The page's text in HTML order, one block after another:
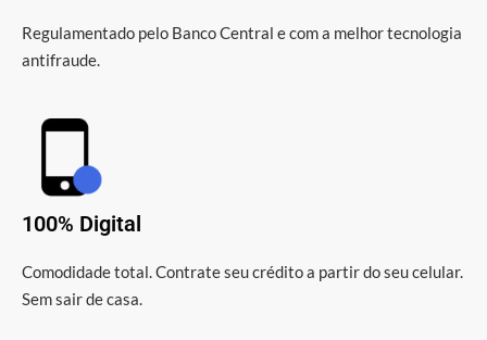
Regulamentado pelo Banco Central e com a melhor tecnologia
antifraude.
100% Digital
Comodidade total. Contrate seu crédito a partir do seu celular.
Sem sair de casa.